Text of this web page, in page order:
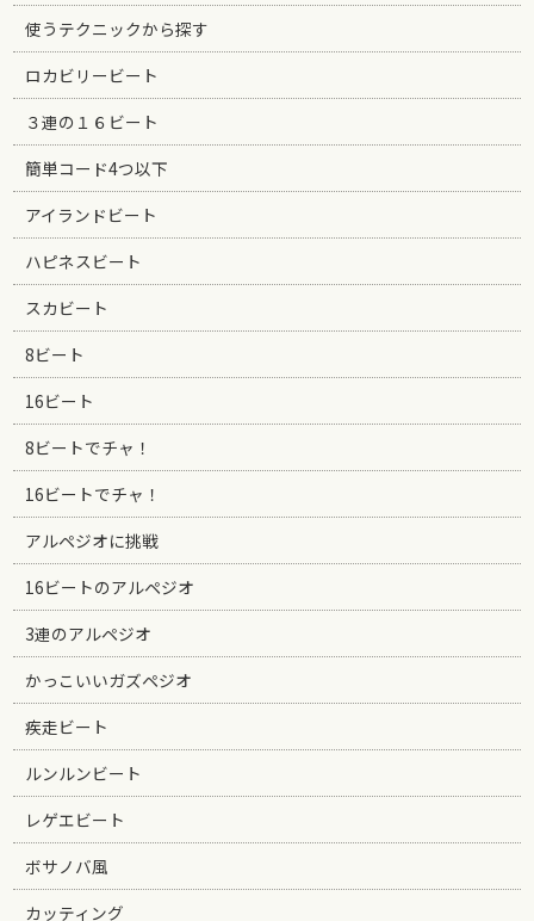
使うテクニックから探す
ロカビリービート
３連の１６ビート
簡単コード4つ以下
アイランドビート
ハピネスビート
スカビート
8ビート
16ビート
8ビートでチャ！
16ビートでチャ！
アルペジオに挑戦
16ビートのアルペジオ
3連のアルペジオ
かっこいいガズペジオ
疾走ビート
ルンルンビート
レゲエビート
ボサノバ風
カッティング